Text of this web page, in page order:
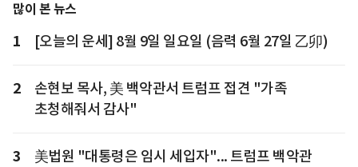
많이 본 뉴스
1 [오늘의 운세] 8월 9일 일요일 (음력 6월 27일 乙卯)
2
손현보 목사, 美 백악관서 트럼프 접견 "가족
초청해줘서 감사"
3
美법원 "대통령은 임시 세입자"... 트럼프 백악관